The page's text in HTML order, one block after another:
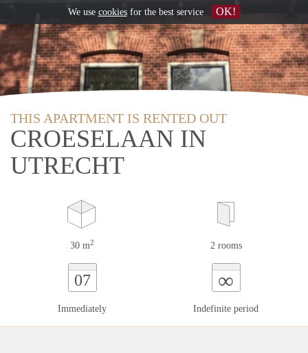
THIS APARTMENT IS RENTED OUT
CROESELAAN IN
UTRECHT
30 m2 2 rooms
07
Immediately
∞
Indefinite period
We use cookiesfor the best service OK!